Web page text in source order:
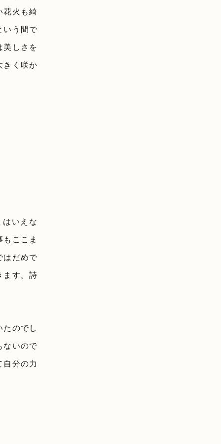
花火も綺
いう間で
美しさを
きく咲か
いえな
ここま
はだめで
ます。詩
たのでし
ないので
自分の力